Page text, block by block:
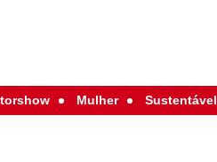
Mulher Sustentável